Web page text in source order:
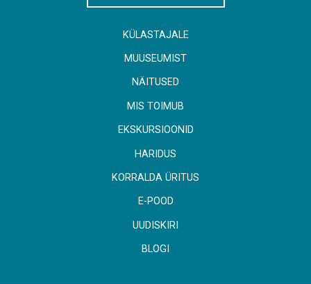
KÜLASTAJALE
MUUSEUMIST
NÄITUSED
MIS TOIMUB
EKSKURSIOONID
HARIDUS
KORRALDA ÜRITUS
E-POOD
UUDISKIRI
BLOGI